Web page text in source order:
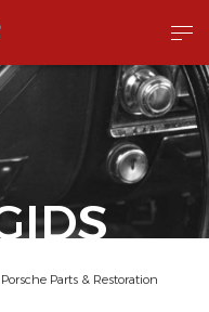
Parts & Restoration